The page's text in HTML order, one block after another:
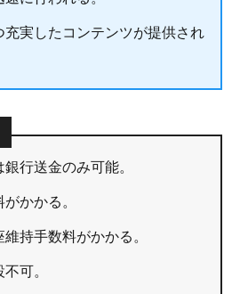
充実したコンテンツが提供され
行送金のみ可能。
かかる。
持手数料がかかる。
可。